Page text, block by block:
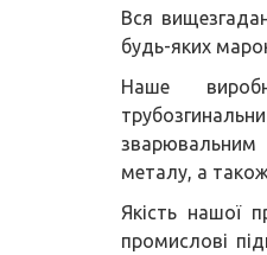
Вся
будь-яких
Наше
зварювальним
металу, а
Якість нашої
промислові